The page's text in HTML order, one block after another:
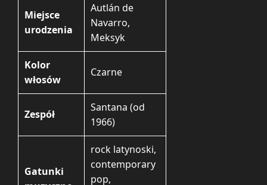
Miejsce
urodzenia
Autlán de
Navarro,
Meksyk
Kolor
włosów
Czarne
Zespół
Santana (od
1966)
Gatunki
rock latynoski,
contemporary
pop,